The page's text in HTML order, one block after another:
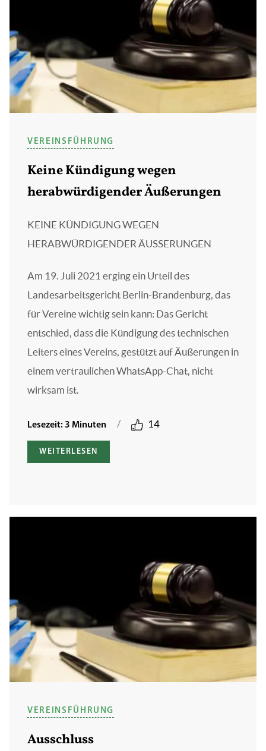
VEREINSFÜHRUNG
Keine Kündigung wegen
herabwürdigender Äußerungen
KEINE KÜNDIGUNG WEGEN
HERABWÜRDIGENDER ÄUSSERUNGEN
Am 19. Juli 2021 erging ein Urteil des
Landesarbeitsgericht Berlin-Brandenburg, das
für Vereine wichtig sein kann: Das Gericht
entschied, dass die Kündigung des technischen
Leiters eines Vereins, gestützt auf Äußerungen in
einem vertraulichen WhatsApp-Chat, nicht
wirksam ist.
Lesezeit: 3 Minuten / 14
WEITERLESEN
VEREINSFÜHRUNG
Ausschluss